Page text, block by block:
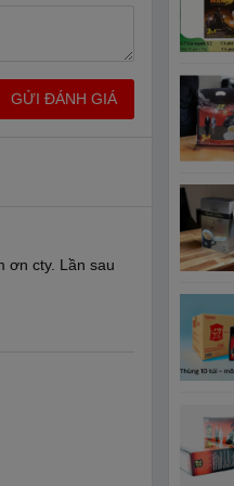
tượng cho sự
cùng chúng ta
quà ý nghĩa
GỬI ĐÁNH GIÁ
ơn cty. Lần sau